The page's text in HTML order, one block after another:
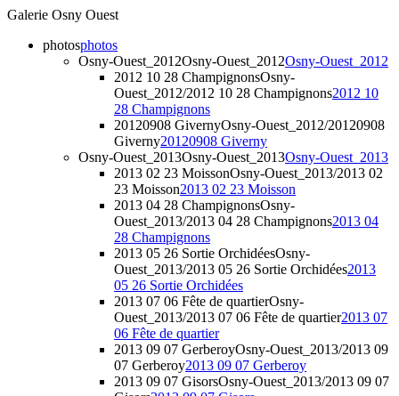
Galerie Osny Ouest
photosphotos
Osny-Ouest_2012Osny-Ouest_2012Osny-Ouest_2012
2012 10 28 ChampignonsOsny-
Ouest_2012/2012 10 28 Champignons2012 10
28 Champignons
20120908 GivernyOsny-Ouest_2012/20120908
Giverny20120908 Giverny
Osny-Ouest_2013Osny-Ouest_2013Osny-Ouest_2013
2013 02 23 MoissonOsny-Ouest_2013/2013 02
23 Moisson2013 02 23 Moisson
2013 04 28 ChampignonsOsny-
Ouest_2013/2013 04 28 Champignons2013 04
28 Champignons
2013 05 26 Sortie OrchidéesOsny-
Ouest_2013/2013 05 26 Sortie Orchidées2013
05 26 Sortie Orchidées
2013 07 06 Fête de quartierOsny-
Ouest_2013/2013 07 06 Fête de quartier2013 07
06 Fête de quartier
2013 09 07 GerberoyOsny-Ouest_2013/2013 09
07 Gerberoy2013 09 07 Gerberoy
2013 09 07 GisorsOsny-Ouest_2013/2013 09 07